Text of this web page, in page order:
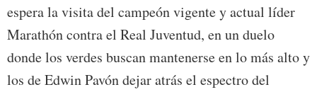
espera la visita del campeón vigente y actual líder
Marathón contra el Real Juventud, en un duelo
donde los verdes buscan mantenerse en lo más alto y
los de Edwin Pavón dejar atrás el espectro del